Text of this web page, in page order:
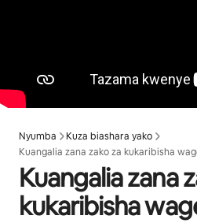
Nyumba
Kuza biashara yako
Kuangalia zana zako za kukaribisha
Kuangalia zana
kukaribisha